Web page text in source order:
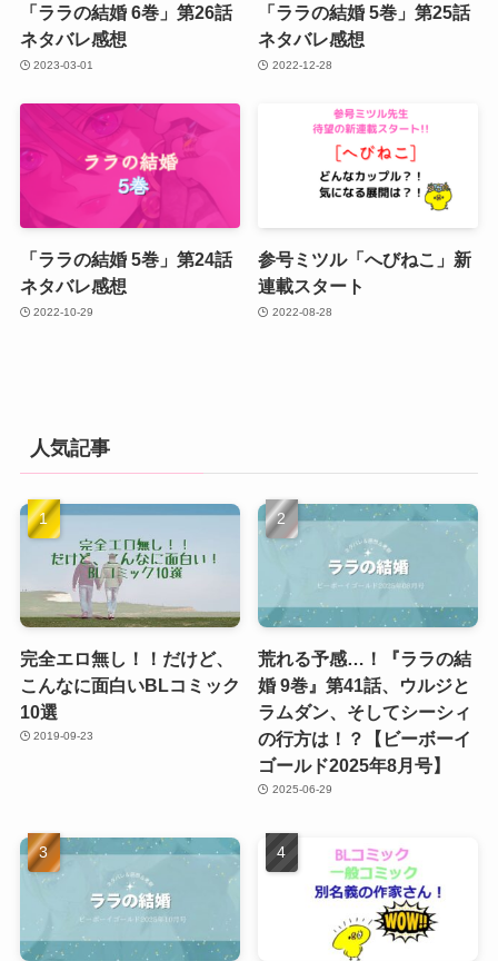
「ララの結婚 6巻」第26話
ネタバレ感想
2023-03-01
「ララの結婚 5巻」第25話
ネタバレ感想
2022-12-28
「ララの結婚 5巻」第24話
ネタバレ感想
2022-10-29
参号ミツル「へびねこ」新
連載スタート
2022-08-28
人気記事
完全エロ無し！！だけど、
こんなに面白いBLコミック
10選
2019-09-23
荒れる予感…！『ララの結
婚 9巻』第41話、ウルジと
ラムダン、そしてシーシィ
の行方は！？【ビーボーイ
ゴールド2025年8月号】
2025-06-29